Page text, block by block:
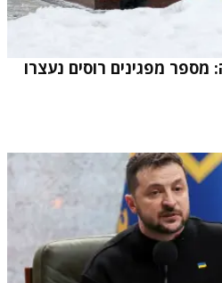
מפגינים רוסים נעצרו